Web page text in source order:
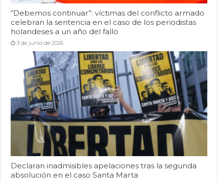
“Debemos continuar”: víctimas del conflicto armado
celebran la sentencia en el caso de los periodistas
holandeses a un año del fallo
3 de junio de 2026
Declaran inadmisibles apelaciones tras la segunda
absolución en el caso Santa Marta